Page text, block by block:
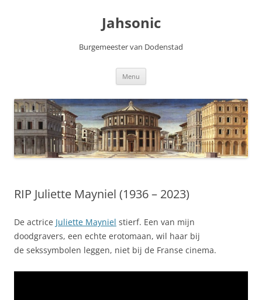
Jahsonic
Burgemeester van Dodenstad
Menu
RIP Juliette Mayniel (1936 – 2023)
De actrice Juliette Mayniel stierf. Een van mijn
doodgravers, een echte erotomaan, wil haar bij
de sekssymbolen leggen, niet bij de Franse cinema.